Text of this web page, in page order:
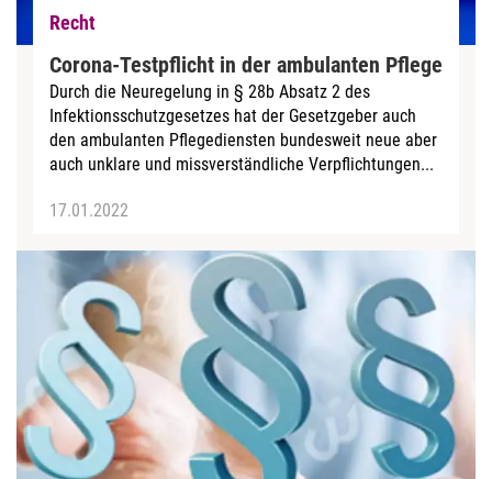
Recht
Corona-Testpflicht in der ambulanten Pflege
Durch die Neuregelung in § 28b Absatz 2 des
Infektionsschutzgesetzes hat der Gesetzgeber auch
den ambulanten Pflegediensten bundesweit neue aber
auch unklare und missverständliche Verpflichtungen...
17.01.2022